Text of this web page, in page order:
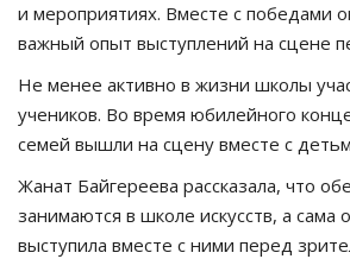
и мероприятиях. Вместе с победами
важный опыт выступлений на сцене
Не менее активно в жизни школы
учеников. Во время юбилейного
семей вышли на сцену вместе с
Жанат Байгереева рассказала, что
занимаются в школе искусств, а сама
выступила вместе с ними перед